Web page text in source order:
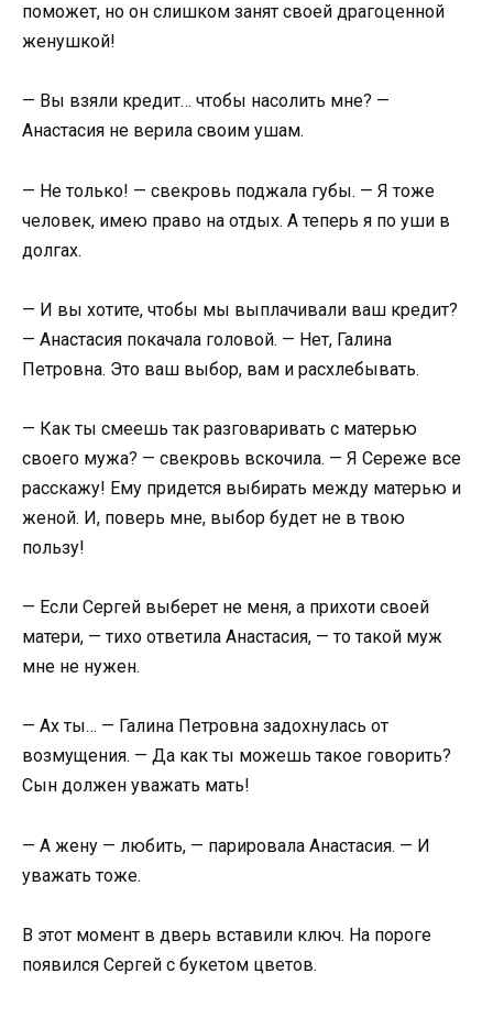
поможет, но он слишком занят своей драгоценной
женушкой!
— Вы взяли кредит… чтобы насолить мне? —
Анастасия не верила своим ушам.
— Не только! — свекровь поджала губы. — Я тоже
человек, имею право на отдых. А теперь я по уши в
долгах.
— И вы хотите, чтобы мы выплачивали ваш кредит?
— Анастасия покачала головой. — Нет, Галина
Петровна. Это ваш выбор, вам и расхлебывать.
— Как ты смеешь так разговаривать с матерью
своего мужа? — свекровь вскочила. — Я Сереже все
расскажу! Ему придется выбирать между матерью и
женой. И, поверь мне, выбор будет не в твою
пользу!
— Если Сергей выберет не меня, а прихоти своей
матери, — тихо ответила Анастасия, — то такой муж
мне не нужен.
— Ах ты… — Галина Петровна задохнулась от
возмущения. — Да как ты можешь такое говорить?
Сын должен уважать мать!
— А жену — любить, — парировала Анастасия. — И
уважать тоже.
В этот момент в дверь вставили ключ. На пороге
появился Сергей с букетом цветов.